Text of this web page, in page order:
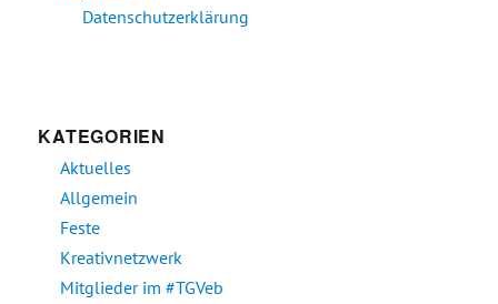
Datenschutzerklärung
KATEGORIEN
Aktuelles
Allgemein
Feste
Kreativnetzwerk
Mitglieder im #TGVeb